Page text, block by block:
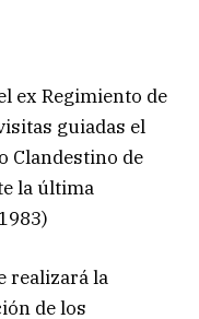
ex Regimiento de
guiadas el
Clandestino de
la última
realizará la
de los